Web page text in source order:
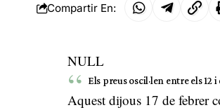
Compartir En:
NULL
Els preus oscil·len entre els 12
Aquest dijous 17 de febrer